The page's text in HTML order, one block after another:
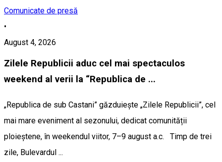
Comunicate de presă
•
August 4, 2026
Zilele Republicii aduc cel mai spectaculos
weekend al verii la “Republica de ...
„Republica de sub Castani” găzduiește „Zilele Republicii”, cel
mai mare eveniment al sezonului, dedicat comunității
ploieștene, în weekendul viitor, 7–9 august a.c. Timp de trei
zile, Bulevardul ...